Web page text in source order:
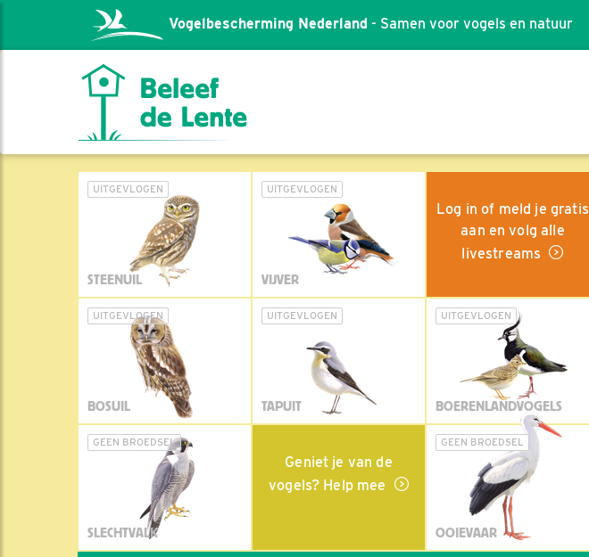
Vogelbescherming Nederland - Samen voor vogels en natuur
UITGEVLOGEN
STEENUIL
UITGEVLOGEN
VIJVER
Log in of meld je gratis
aan en volg alle
livestreams
UITGEVLOGEN
BOSUIL
UITGEVLOGEN
TAPUIT
UITGEVLOGEN
BOERENLANDVOGELS
GEEN BROEDSEL
SLECHTVALK
Geniet je van de
vogels? Help mee
GEEN BROEDSEL
OOIEVAAR